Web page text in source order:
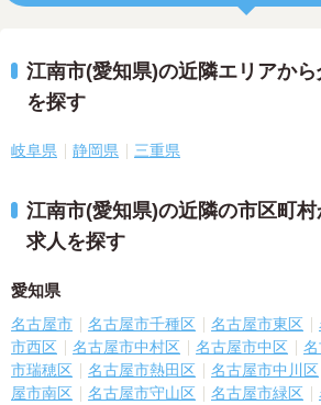
江南市(愛知県)の近隣エリアか
を探す
岐阜県 静岡県 三重県
江南市(愛知県)の近隣の市区町
求人を探す
愛知県
名古屋市 名古屋市千種区 名古屋市東区
市西区
名古屋市中村区 名古屋市中区
市瑞穂区
名古屋市熱田区 名古屋市中川区
屋市南区
名古屋市守山区 名古屋市緑区